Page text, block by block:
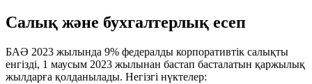
Салық және бухгалтерлық есеп
БАӘ 2023 жылында 9% федералды корпоративтік салықты
енгізді, 1 маусым 2023 жылынан бастап басталатын қаржылық
жылдарға қолданылады. Негізгі нүктелер: